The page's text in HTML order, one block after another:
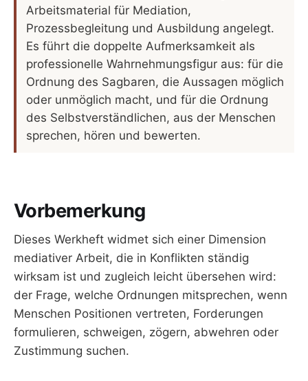
Arbeitsmaterial für Mediation,
Prozessbegleitung und Ausbildung angelegt.
Es führt die doppelte Aufmerksamkeit als
professionelle Wahrnehmungsfigur aus: für die
Ordnung des Sagbaren, die Aussagen möglich
oder unmöglich macht, und für die Ordnung
des Selbstverständlichen, aus der Menschen
sprechen, hören und bewerten.
Vorbemerkung
Dieses Werkheft widmet sich einer Dimension
mediativer Arbeit, die in Konflikten ständig
wirksam ist und zugleich leicht übersehen wird:
der Frage, welche Ordnungen mitsprechen, wenn
Menschen Positionen vertreten, Forderungen
formulieren, schweigen, zögern, abwehren oder
Zustimmung suchen.